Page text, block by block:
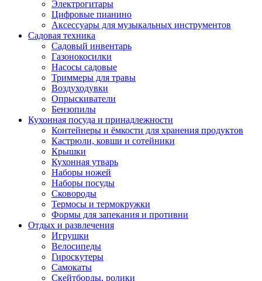
Электрогитары
Цифровые пианино
Аксессуары для музыкальных инструментов
Садовая техника
Садовый инвентарь
Газонокосилки
Насосы садовые
Триммеры для травы
Воздуходувки
Опрыскиватели
Бензопилы
Кухонная посуда и принадлежности
Контейнеры и ёмкости для хранения продуктов
Кастрюли, ковши и сотейники
Крышки
Кухонная утварь
Наборы ножей
Наборы посуды
Сковороды
Термосы и термокружки
Формы для запекания и противни
Отдых и развлечения
Игрушки
Велосипеды
Гироскутеры
Самокаты
Скейтборды, ролики